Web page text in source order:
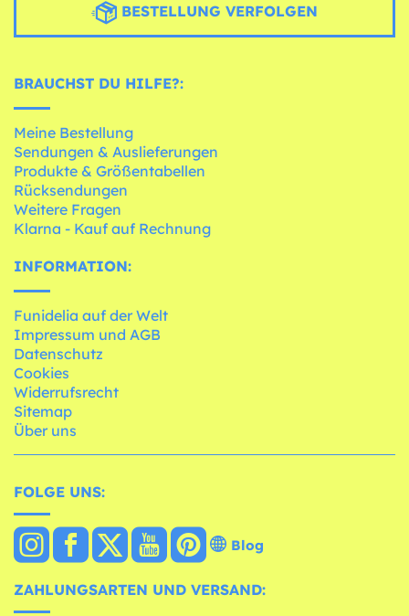
BESTELLUNG VERFOLGEN
BRAUCHST DU HILFE?:
Meine Bestellung
Sendungen & Auslieferungen
Produkte & Größentabellen
Rücksendungen
Weitere Fragen
Klarna - Kauf auf Rechnung
INFORMATION:
Funidelia auf der Welt
Impressum und AGB
Datenschutz
Cookies
Widerrufsrecht
Sitemap
Über uns
FOLGE UNS:
Blog
ZAHLUNGSARTEN UND VERSAND: